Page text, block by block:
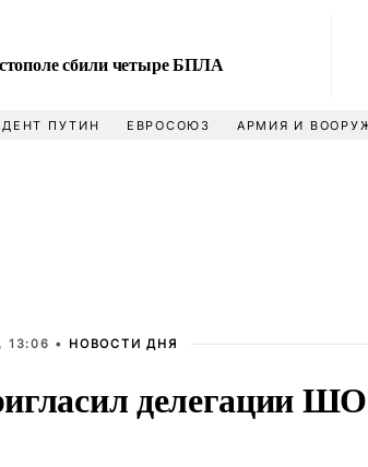
сбили четыре БПЛА
ПУТИН ЕВРОСОЮЗ АРМИЯ И
13:06 • НОВОСТИ ДНЯ
делегации